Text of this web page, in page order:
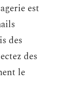
est
des
des
le